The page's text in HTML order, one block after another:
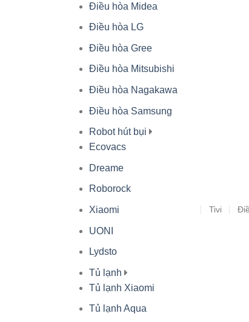
Điều hòa Midea
Điều hòa LG
Điều hòa Gree
Điều hòa Mitsubishi
Điều hòa Nagakawa
Điều hòa Samsung
Robot hút bụi
Ecovacs
Dreame
Roborock
Xiaomi
UONI
Lydsto
Tủ lạnh
Tủ lạnh Xiaomi
Tủ lạnh Aqua
Tivi